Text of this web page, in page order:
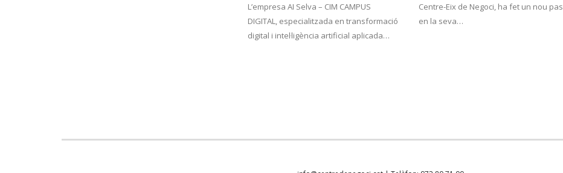
L’empresa AI Selva – CIM CAMPUS
DIGITAL, especialitzada en transformació
digital i intel·ligència artificial aplicada…
Centre-Eix de Negoci, ha fet un nou pas
en la seva…